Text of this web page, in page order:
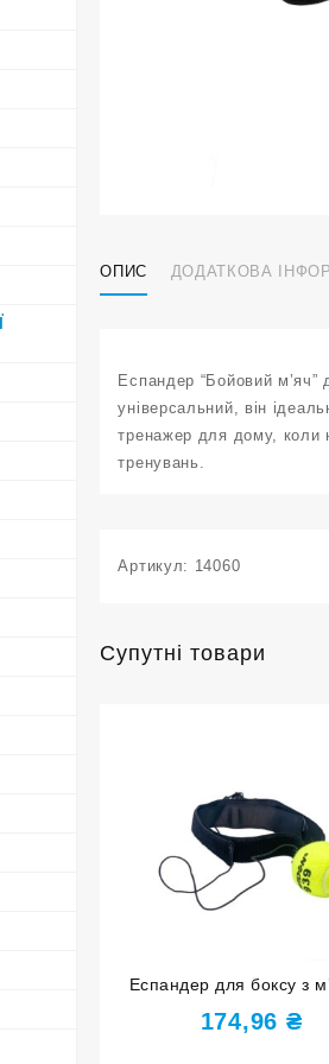
ОПИС ДОДАТКОВА
Еспандер “Бойовий м’яч”
універсальний, він
тренажер для дому, коли
тренувань.
Артикул: 14060
Супутні товари
Еспандер для боксу з
Q-393
174,96 ₴